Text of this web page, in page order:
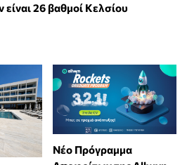
είναι 26 βαθμοί Κελσίου
Νέο Πρόγραμμα